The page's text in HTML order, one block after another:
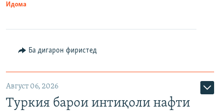
Идома
Ба дигарон фиристед
Август 06, 2026
Туркия барои интиқоли нафти